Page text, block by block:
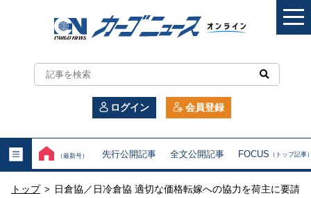
カ
ー
ニ
ュ
ログイン 会員登録
（最新号） 先行公開記事 全文公開記事 FOCUS （トップ記事
トップ > 日倉協／日冷倉協 適切な価格転嫁への協力を荷主に要請